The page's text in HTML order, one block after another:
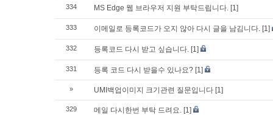
334 MS Edge 웹 브라우저 지원 부탁드립니다. [1]
333 이메일로 등록코드가 오지 않아 다시 글을 남김니다. [1]
332 등록코드 다시 받고 싶습니다. [1]
331 등록 코드 다시 받을수 있나요? [1]
» UMI백업이미지 크기관련 질문입니다 [1]
329 메일 다시한번 부탁 드려요. [1]